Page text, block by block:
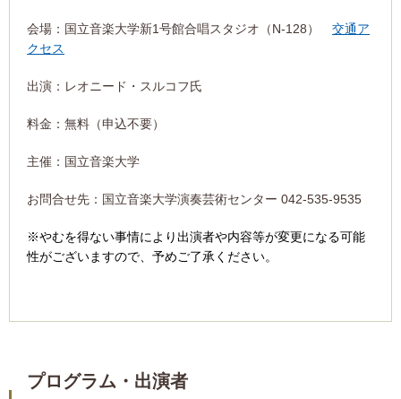
会場：国立音楽大学新1号館合唱スタジオ（N-128） 交通ア
クセス
出演：レオニード・スルコフ氏
料金：無料（申込不要）
主催：国立音楽大学
お問合せ先：国立音楽大学演奏芸術センター 042-535-9535
※やむを得ない事情により出演者や内容等が変更になる可能
性がございますので、予めご了承ください。
プログラム・出演者